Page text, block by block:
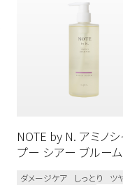
ベスコス受賞
オーガニック植
ダメージケア
お試しサイズあり
髪質のお悩み
うねり ダメ
NOTE by N. アミノシ
プー シアー ブルーム
ダメージケア しっとり
ツ